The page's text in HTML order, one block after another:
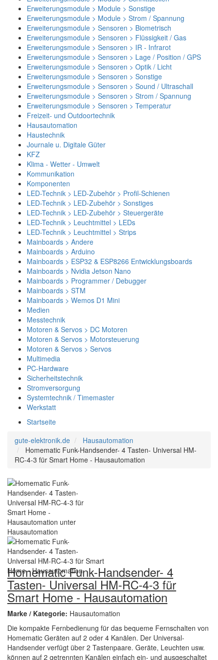
Erweiterungsmodule > Module > Sonstige
Erweiterungsmodule > Module > Strom / Spannung
Erweiterungsmodule > Sensoren > Biometrisch
Erweiterungsmodule > Sensoren > Flüssigkeit / Gas
Erweiterungsmodule > Sensoren > IR - Infrarot
Erweiterungsmodule > Sensoren > Lage / Position / GPS
Erweiterungsmodule > Sensoren > Optik / Licht
Erweiterungsmodule > Sensoren > Sonstige
Erweiterungsmodule > Sensoren > Sound / Ultraschall
Erweiterungsmodule > Sensoren > Strom / Spannung
Erweiterungsmodule > Sensoren > Temperatur
Freizeit- und Outdoortechnik
Hausautomation
Haustechnik
Journale u. Digitale Güter
KFZ
Klima - Wetter - Umwelt
Kommunikation
Komponenten
LED-Technik > LED-Zubehör > Profil-Schienen
LED-Technik > LED-Zubehör > Sonstiges
LED-Technik > LED-Zubehör > Steuergeräte
LED-Technik > Leuchtmittel > LEDs
LED-Technik > Leuchtmittel > Strips
Mainboards > Andere
Mainboards > Arduino
Mainboards > ESP32 & ESP8266 Entwicklungsboards
Mainboards > Nvidia Jetson Nano
Mainboards > Programmer / Debugger
Mainboards > STM
Mainboards > Wemos D1 Mini
Medien
Messtechnik
Motoren & Servos > DC Motoren
Motoren & Servos > Motorsteuerung
Motoren & Servos > Servos
Multimedia
PC-Hardware
Sicherheitstechnik
Stromversorgung
Systemtechnik / Timemaster
Werkstatt
Startseite
gute-elektronik.de
Hausautomation
Homematic Funk-Handsender- 4 Tasten- Universal HM-
RC-4-3 für Smart Home - Hausautomation
Homematic Funk-Handsender- 4
Tasten- Universal HM-RC-4-3 für
Smart Home - Hausautomation
Marke / Kategorie: Hausautomation
Die kompakte Fernbedienung für das bequeme Fernschalten von
Homematic Geräten auf 2 oder 4 Kanälen. Der Universal-
Handsender verfügt über 2 Tastenpaare. Geräte, Leuchten usw.
können auf 2 getrennten Kanälen einfach ein- und ausgeschaltet